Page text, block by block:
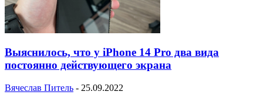
Выяснилось, что у iPhone 14 Pro два вида
постоянно действующего экрана
Вячеслав Питель - 25.09.2022